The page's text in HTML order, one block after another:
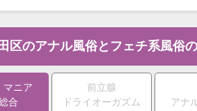
区のアナル風俗とフェチ系風俗
マニア
合
前立腺
ドライオーガズム
アナ